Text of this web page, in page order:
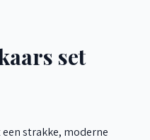
set
strakke, moderne